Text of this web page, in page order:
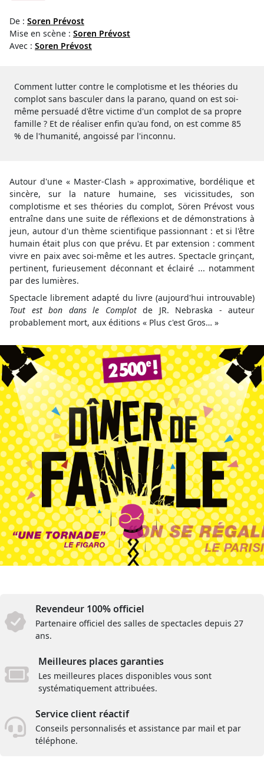
De : Soren Prévost
Mise en scène : Soren Prévost
Avec : Soren Prévost
Comment lutter contre le complotisme et les théories du
complot sans basculer dans la parano, quand on est soi-
même persuadé d'être victime d'un complot de sa propre
famille ? Et de réaliser enfin qu'au fond, on est comme 85
% de l'humanité, angoissé par l'inconnu.
Autour d'une « Master-Clash » approximative, bordélique et
sincère, sur la nature humaine, ses vicissitudes, son
complotisme et ses théories du complot, Sören Prévost vous
entraîne dans une suite de réflexions et de démonstrations à
jeun, autour d'un thème scientifique passionnant : et si l'être
humain était plus con que prévu. Et par extension : comment
vivre en paix avec soi-même et les autres. Spectacle grinçant,
pertinent, furieusement déconnant et éclairé ... notamment
par des lumières.
Spectacle librement adapté du livre (aujourd'hui introuvable)
Tout est bon dans le Complotde JR. Nebraska - auteur
probablement mort, aux éditions « Plus c'est Gros… »
Revendeur 100% officiel
Partenaire officiel des salles de spectacles depuis 27
ans.
Meilleures places garanties
Les meilleures places disponibles vous sont
systématiquement attribuées.
Service client réactif
Conseils personnalisés et assistance par mail et par
téléphone.